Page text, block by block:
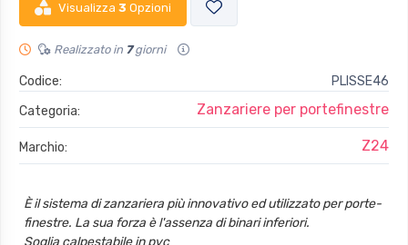
Visualizza 3 Opzioni
Realizzato in 7giorni
Codice:
PLISSE46
Categoria:
Zanzariere per portefinestre
Marchio: Z24
È il sistema di zanzariera più innovativo ed utilizzato per porte-
finestre. La sua forza è l'assenza di binari inferiori.